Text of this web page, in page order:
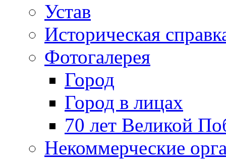
Устав
Историческая
Фотогалерея
Город
Город в лицах
70 лет Великой
Некоммерческие